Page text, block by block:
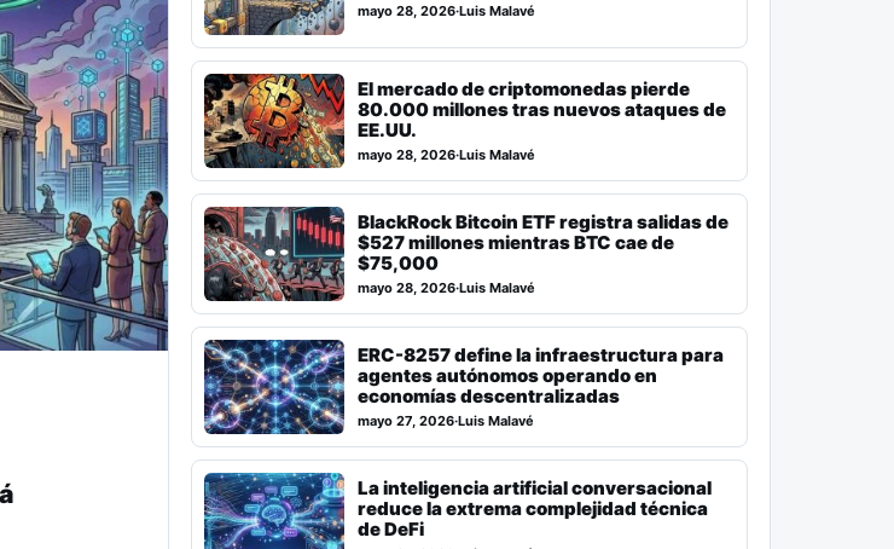
mayo 28, 2026·Luis Malavé
El mercado de criptomonedas pierde
80.000 millones tras nuevos ataques de
EE.UU.
mayo 28, 2026·Luis Malavé
BlackRock Bitcoin ETF registra salidas de
$527 millones mientras BTC cae de
$75,000
mayo 28, 2026·Luis Malavé
ERC-8257 define la infraestructura para
agentes autónomos operando en
economías descentralizadas
mayo 27, 2026·Luis Malavé
La inteligencia artificial conversacional
reduce la extrema complejidad técnica
de DeFi